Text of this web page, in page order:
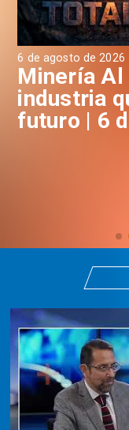
6 de agosto de 2026
Minería Al
industria
futuro | 5